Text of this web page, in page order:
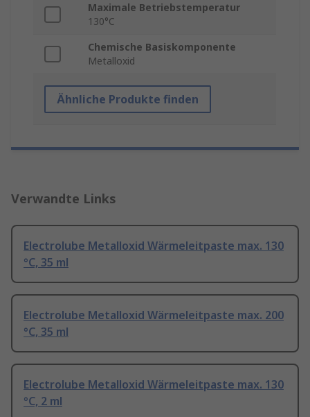
Maximale Betriebstemperatur
130°C
Chemische Basiskomponente
Metalloxid
Ähnliche Produkte finden
Verwandte Links
Electrolube Metalloxid Wärmeleitpaste max. 130
°C, 35 ml
Electrolube Metalloxid Wärmeleitpaste max. 200
°C, 35 ml
Electrolube Metalloxid Wärmeleitpaste max. 130
°C, 2 ml